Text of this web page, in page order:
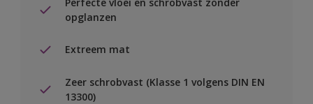
opglanzen
Extreem mat
Zeer schrobvast (Klasse 1 volgens DIN EN
13300)